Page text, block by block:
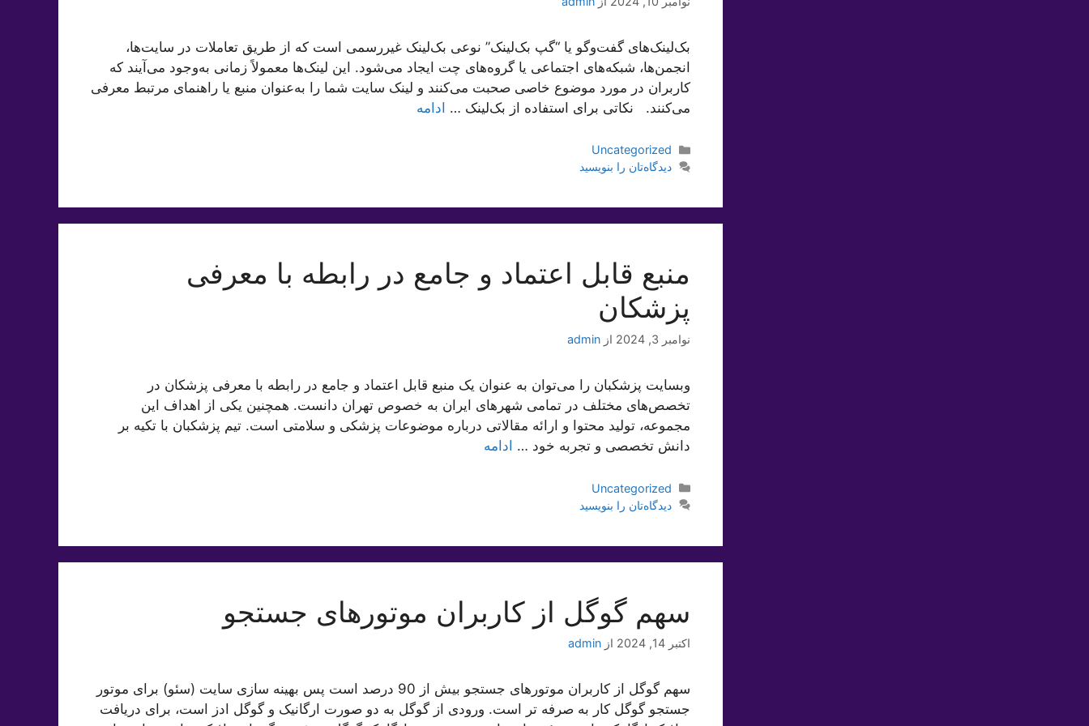
بک‌لینک‌های گفت‌وگو یا “گپ بک‌لینک” نوعی بک‌لینک غیررسمی است که از طریق تعاملات در سایت‌ها،
انجمن‌ها، شبکه‌های اجتماعی یا گروه‌های چت ایجاد می‌شود. این لینک‌ها معمولاً زمانی به‌وجود می‌آیند که
کاربران در مورد موضوع خاصی صحبت می‌کنند و لینک سایت شما را به‌عنوان منبع یا راهنمای مرتبط معرفی
می‌کنند. نکاتی برای استفاده از بک‌لینک … ادامه
دسته‌ها
Uncategorized
دیدگاه‌تان را بنویسید
منبع قابل اعتماد و جامع در رابطه با معرفی
پزشکان
نوامبر 3, 2024 از admin
وبسایت پزشکبان را می‌توان به عنوان یک منبع قابل اعتماد و جامع در رابطه با معرفی پزشکان در
تخصص‌های مختلف در تمامی شهرهای ایران به خصوص تهران دانست. همچنین یکی از اهداف این
مجموعه، تولید محتوا و ارائه مقالاتی درباره موضوعات پزشکی و سلامتی است. تیم پزشکبان با تکیه بر
دانش تخصصی و تجربه خود … ادامه
دسته‌ها
Uncategorized
دیدگاه‌تان را بنویسید
سهم گوگل از کاربران موتور‌‌های جستجو
اکتبر 14, 2024 از admin
سهم گوگل از کاربران موتور‌‌های جستجو بیش از 90 درصد است پس بهینه سازی سایت (سئو) برای موتور
جستجو گوگل کار به صرفه تر است. ورودی از گوگل به دو صورت ارگانیک و گوگل ادز است، برای دریافت